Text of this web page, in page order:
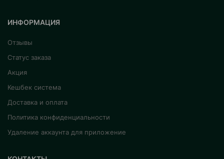
ИНФОРМАЦИЯ
Отзывы
Статус заказа
Акция
Кешбек система
Доставка и оплата
Политика конфиденциальности
Удаление аккаунта для приложение